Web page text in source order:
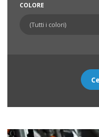
COLORE